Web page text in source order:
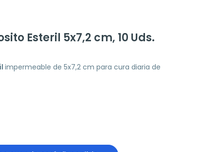
Esteril 5x7,2 cm, 10 Uds.
impermeable de 5x7,2 cm para cura diaria de